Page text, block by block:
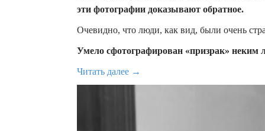
эти фотографии доказывают обратное.
Очевидно, что люди, как вид, были очень
Умело сфотографирован «призрак» неким
Читать далее →